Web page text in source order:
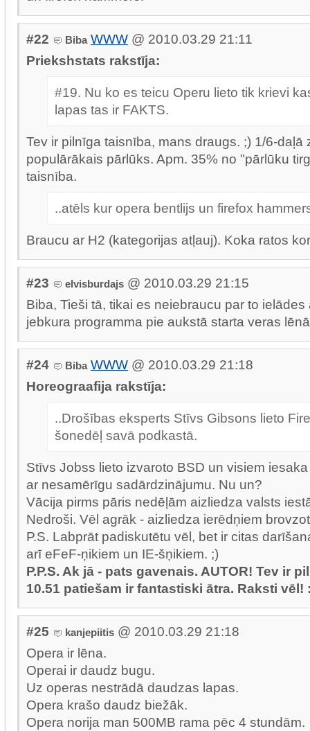
#22 Biba WWW @ 2010.03.29 21:11
Priekshstats rakstīja:
#19. Nu ko es teicu Operu lieto tik krievi
lapas tas ir FAKTS.
Tev ir pilnīga taisnība, mans draugs. ;) 1/6-daļā
populārākais pārlūks. Apm. 35% no "pārlūku
taisnība.
..atēls kur opera bentlijs un firefox
Braucu ar H2 (kategorijas atļauj). Koka ratos
#23 elvisburdajs @ 2010.03.29 21:15
Biba, Tieši tā, tikai es neiebraucu par to ielādes
jebkura programma pie aukstā starta veras
#24 Biba WWW @ 2010.03.29 21:18
Horeograafija rakstīja:
..Drošības eksperts Stīvs Gibsons lieto
šonedēļ savā podkastā.
Stīvs Jobss lieto izvaroto BSD un visiem
ar nesamērīgu sadārdzinājumu. Nu un?
Vācija pirms pāris nedēļām aizliedza valsts
Nedroši. Vēl agrāk - aizliedza ierēdņiem
P.S. Labprāt padiskutētu vēl, bet ir citas
arī eFeF-ņikiem un IE-šņikiem. ;)
P.P.S. Ak jā - pats gavenais. AUTOR! Tev ir
10.51 patiešam ir fantastiski ātra. Raksti vēl!
#25 kanjepiitis @ 2010.03.29 21:18
Opera ir lēna.
Operai ir daudz bugu.
Uz operas nestrādā daudzas lapas.
Opera krašo daudz biežāk.
Opera norija man 500MB rama pēc 4 stundām.